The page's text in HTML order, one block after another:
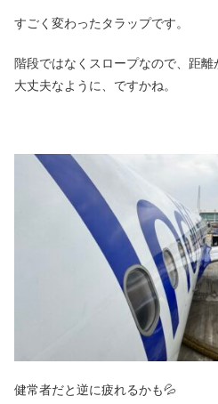
すごく変わったタラップです。
階段ではなくスロープなので、距
大丈夫なように、ですかね。
健常者だと逆に疲れるかも💦